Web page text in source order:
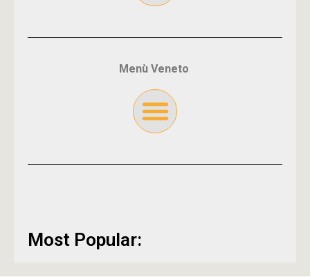
Menù Veneto
Most Popular: